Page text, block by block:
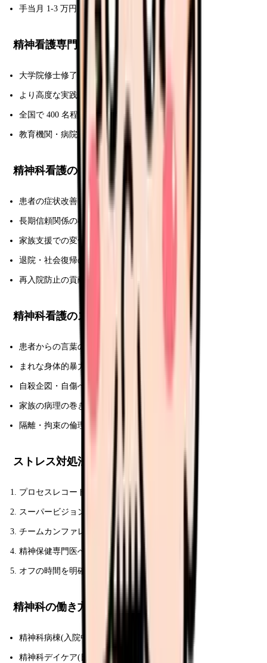
手当月 1-3 万円アップ
精神看護専門看護師(CNS)
大学院修士修了必須
より高度な実践・教育・研究
全国で 400 名程度
教育機関・病院中心で活躍
精神科看護のやりがい
患者の症状改善プロセスに寄り添う
長期信頼関係の構築
家族支援での変化
退院・社会復帰の実現
再入院防止の貢献
精神科看護のストレス
患者からの言葉の暴力
まれな身体的暴力
自殺企図・自傷への対応
家族の病理の巻き込まれ
隔離・拘束の倫理的葛藤
ストレス対処法
プロセスレコードでの振り返り
スーパービジョン(先輩との相談)
チームカンファレンス活用
精神保健専門医への相談
オフの時間を明確に
精神科の働き方バリエーション
精神科病棟(入院中心)
精神科デイケア(日勤のみ)